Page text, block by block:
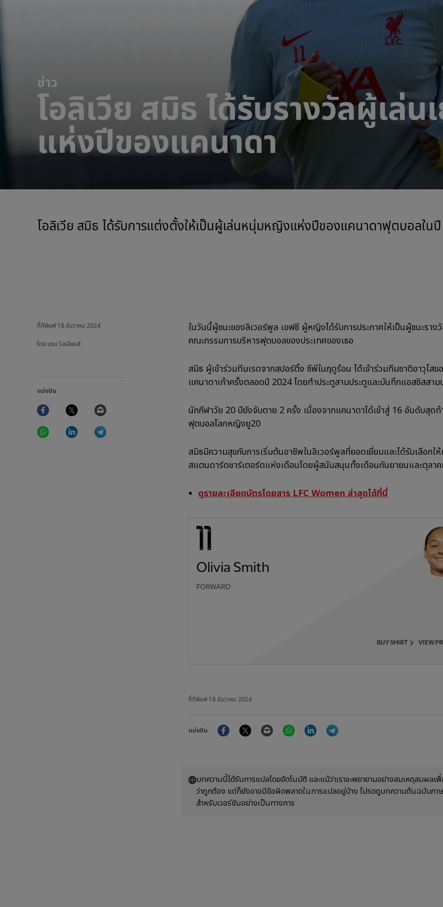
ข่าว
โอลิเวีย สมิธ ได้รับรางวัลผู้เล่
แห่งปีของแคนาดา
ที่ตีพิมพ์ 18 ธันวาคม 2024
โดย แซม วิลเลียมส์
แบ่งปัน
Facebook Twitter
WhatsAppLinkedIn
โอลิเวีย สมิธ ได้รับการแต่งตั้งให้เป็นผู้เล่นหนุ่มหญิงแห่งปีของแคนาดาฟุตบอลใน
ในวันนี้ผู้ชนะของลิเวอร์พูล เอฟซี ผู้หญิงได้รับการประกาศให้เป็นผู้ชนะราง
คณะกรรมการบริหารฟุตบอลของประเทศของเธอ
สมิธ ผู้เข้าร่วมทีมเรดจากสปอร์ติ้ง ซีพีในฤดูร้อน ได้เข้าร่วมทีมชาติอาวุโสข
แคนาดาเก้าครั้งตลอดปี 2024 โดยทำประตูสามประตูและบันทึกแอสซิสสาม
นักกีฬาวัย 20 ปียังจับตาย 2 ครั้ง เนื่องจากแคนาดาได้เข้าสู่ 16 อันดับสุดท้
ฟุตบอลโลกหญิงยู20
สมิธมีความสุขกับการเริ่มต้นอาชีพในลิเวอร์พูลที่ยอดเยี่ยมและได้รับเลือกใ
สแตนดาร์ดชาร์เตอร์ดแห่งเดือนโดยผู้สนับสนุนทั้งเดือนกันยายนและตุลา
ดูรายละเอียดบัตรโดยสาร LFC Women ล่าสุดได้ที่นี่
Olivia Smith
FORWARD
VIEW
BUY SHIRT
ที่ตีพิมพ์ 18 ธันวาคม 2024
แบ่งปัน
FacebookTwitter Email WhatsAppLinkedIn
บทความนี้ได้รับการแปลโดยอัตโนมัติ และแม้ว่าเราจะพยายามอย่างสมเหตุสมผลเ
ว่าถูกต้อง แต่ก็ยังอาจมีข้อผิดพลาดในการแปลอยู่บ้าง โปรดดูบทความต้นฉบับภา
สำหรับเวอร์ชันอย่างเป็นทางการ